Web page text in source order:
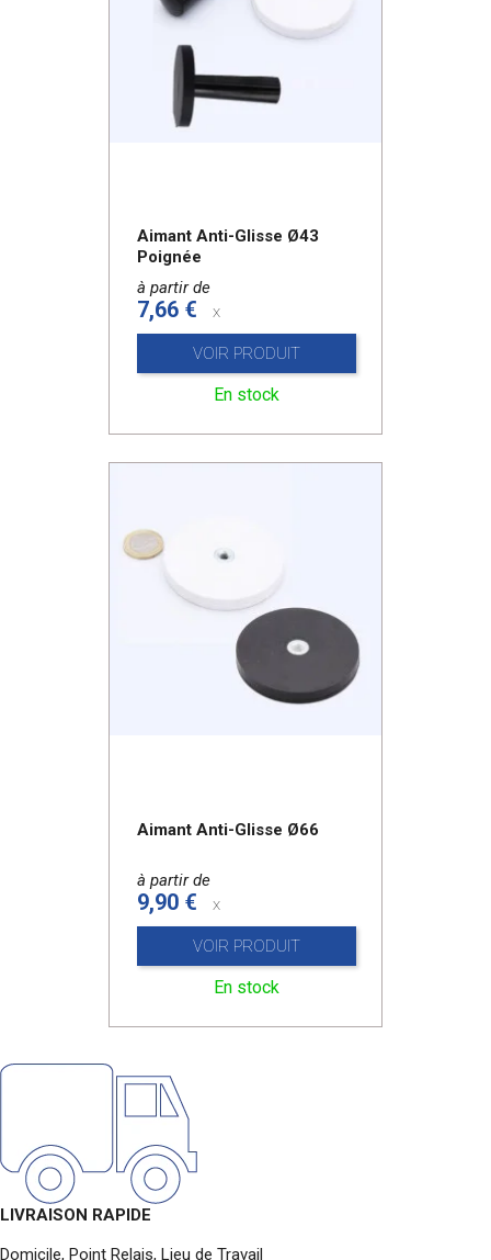
Aimant Anti-Glisse Ø43
Poignée
à partir de
7,66 € x
VOIR PRODUIT
En stock
Aimant Anti-Glisse Ø66
à partir de
9,90 € x
VOIR PRODUIT
En stock
LIVRAISON RAPIDE
Domicile, Point Relais, Lieu de Travail